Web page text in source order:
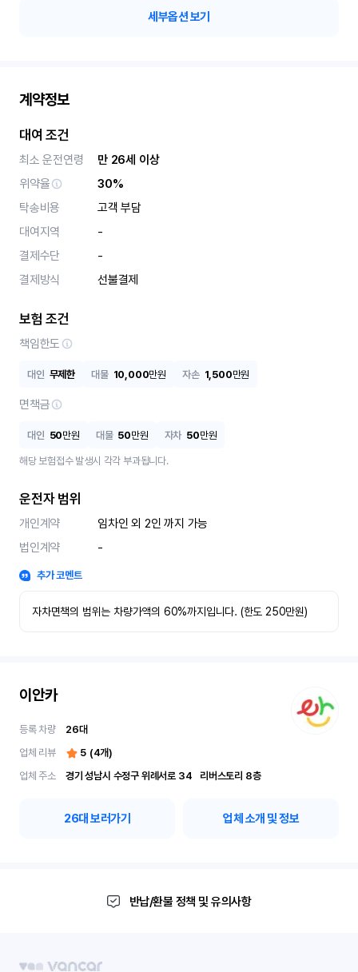
세부옵션 보기
계약정보
대여 조건
최소 운전연령
만 26세 이상
위약율
30%
탁송비용
고객 부담
대여지역
-
결제수단
-
결제방식
선불결제
보험 조건
책임한도
대인 무제한 대물 10,000만원 자손 1,500만원
면책금
대인 50만원 대물 50만원 자차 50만원
해당 보험접수 발생시 각각 부과됩니다.
운전자 범위
개인계약
임차인 외 2인 까지 가능
법인계약
-
추가 코멘트
자차면책의 범위는 차량가액의 60%까지입니다. (한도 250만원)
이안카
등록 차량 26대
업체 리뷰
5 (4개)
업체 주소
경기 성남시 수정구 위례서로 34	리버스토리 8층
26대 보러가기 업체 소개 및 정보
반납/환불 정책 및 유의사항